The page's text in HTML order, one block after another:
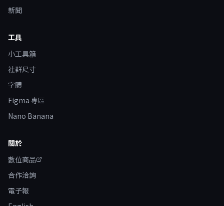
新聞
工具
小工具箱
社群尺寸
字體
Figma 專區
Nano Banana
關於
數位商品
合作洽詢
電子報